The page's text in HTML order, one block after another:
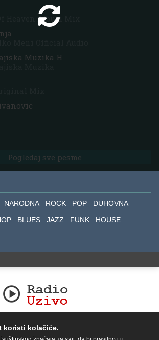
Heaven Album Mix
Meni Official Audio
Muzika H
Muzika
Mix
Pogledaj sve pesme
NARODNA ROCK POP
DUHOVNA
BLUES JAZZ FUNK
HOUSE
koristi kolačiće.